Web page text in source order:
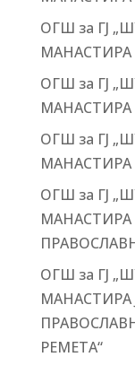
ОГШ за ГЈ
МАНАСТИРА
ОГШ за ГЈ
ОГШ за ГЈ
МАНАСТИРА
ОГШ за ГЈ
МАНАСТИРА
ОГШ за ГЈ
МАНАСТИРА
РЕМЕТА“